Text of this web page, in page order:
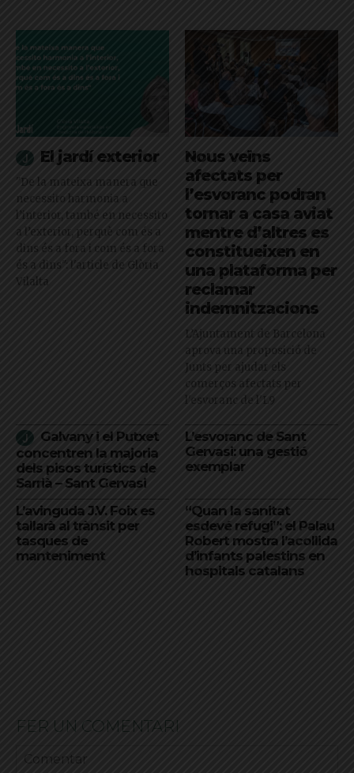
El jardí exterior
"De la mateixa manera que
necessito harmonia a
l’interior, també en necessito
a l’exterior, perquè com és a
dins és a fora i com és a fora
és a dins": l'article de Glòria
Vilalta
Nous veïns
afectats per
l’esvoranc podran
tornar a casa aviat
mentre d’altres es
constitueixen en
una plataforma per
reclamar
indemnitzacions
L’Ajuntament de Barcelona
aprova una proposició de
Junts per ajudar els
comerços afectats per
l'esvoranc de l'L9
Galvany i el Putxet
concentren la majoria
dels pisos turístics de
Sarrià – Sant Gervasi
L’esvoranc de Sant
Gervasi: una gestió
exemplar
L’avinguda J.V. Foix es
tallarà al trànsit per
tasques de
manteniment
“Quan la sanitat
esdevé refugi”: el Palau
Robert mostra l’acollida
d’infants palestins en
hospitals catalans
FER UN COMENTARI